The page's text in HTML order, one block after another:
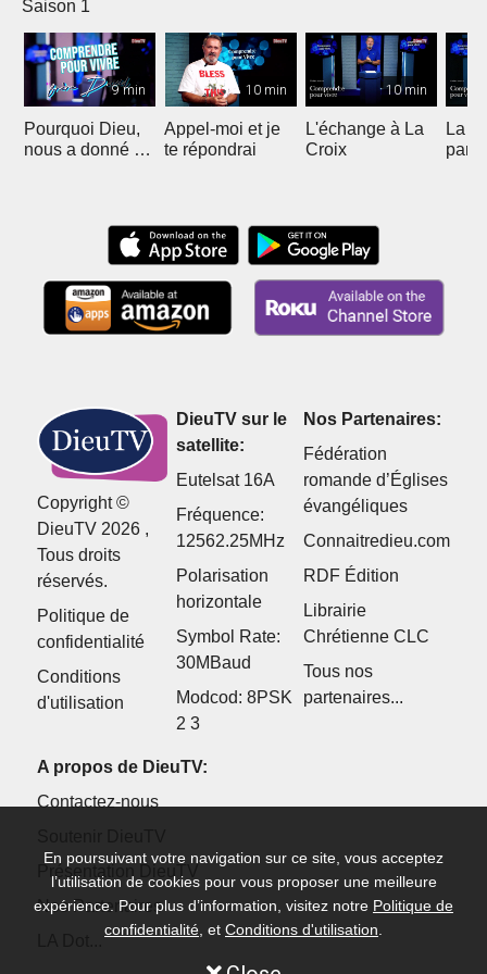
Saison 1
9 min
Pourquoi Dieu,
nous a donné un
10 min
Appel-moi et je
te répondrai
10 min
L'échange à La
Croix
La
Copyright ©
DieuTV 2026 ,
Tous droits
réservés.
Politique de
confidentialité
Conditions
d'utilisation
DieuTV sur le
satellite:
Eutelsat 16A
Fréquence:
12562.25MHz
Polarisation
horizontale
Symbol Rate:
30MBaud
Modcod: 8PSK
2 3
Nos Partenaires:
Fédération
romande d’Églises
évangéliques
Connaitredieu.com
RDF Édition
Librairie
Chrétienne CLC
Tous nos
partenaires...
A propos de DieuTV:
Contactez-nous
Présentation DieuTV
Nos Partenaires
En poursuivant votre navigation sur ce site, vous acceptez
l’utilisation de cookies pour vous proposer une meilleure
expérience. Pour plus d’information, visitez notre Politique de
confidentialité , et Conditions d'utilisation